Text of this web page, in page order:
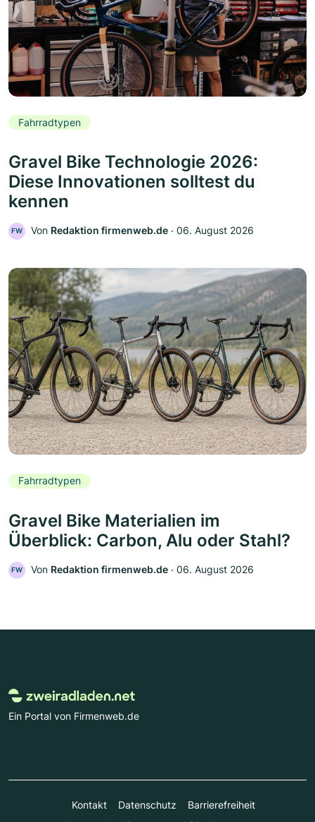
Fahrradtypen
Gravel Bike Technologie 2026:
Diese Innovationen solltest du
kennen
FW Von Redaktion firmenweb.de ‧ 06. August 2026
Fahrradtypen
Gravel Bike Materialien im
Überblick: Carbon, Alu oder Stahl?
FW Von Redaktion firmenweb.de ‧ 06. August 2026
Ein Portal von Firmenweb.de
Kontakt Datenschutz
Barrierefreiheit